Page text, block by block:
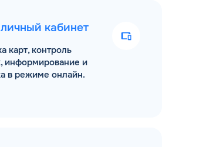
кабинет
карт, контроль
информирование и
в режиме онлайн.